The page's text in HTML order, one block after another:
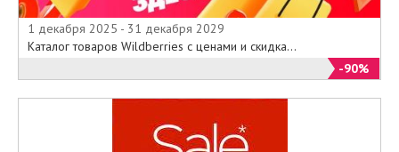
покупок товаров по одному
выбранному подарочному
сертификату на тех же условиях,
необходимости допускается
доплата за покупку товара
1 декабря 2025 - 31 декабря 2029
Каталог товаров Wildberries с ценами и скидка...
-90%